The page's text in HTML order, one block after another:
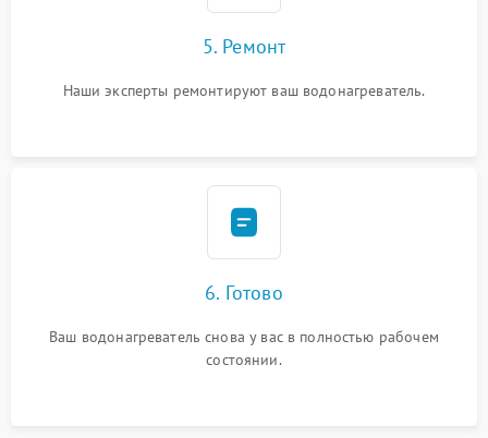
5. Ремонт
Наши эксперты ремонтируют ваш водонагреватель.
6. Готово
Ваш водонагреватель снова у вас в полностью рабочем
состоянии.